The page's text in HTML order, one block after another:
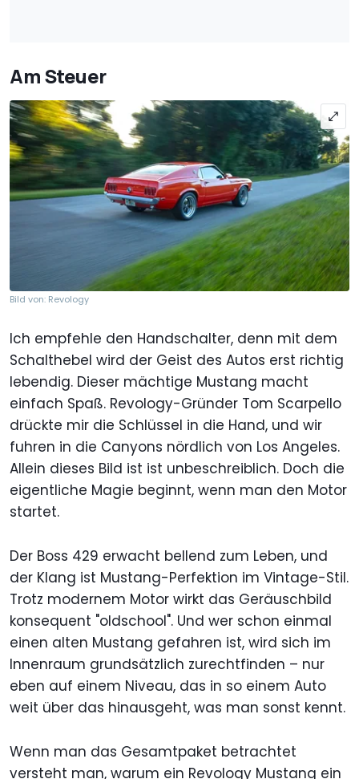
Am Steuer
Bild von: Revology
Ich empfehle den Handschalter, denn mit dem
Schalthebel wird der Geist des Autos erst richtig
lebendig. Dieser mächtige Mustang macht
einfach Spaß. Revology-Gründer Tom Scarpello
drückte mir die Schlüssel in die Hand, und wir
fuhren in die Canyons nördlich von Los Angeles.
Allein dieses Bild ist ist unbeschreiblich. Doch die
eigentliche Magie beginnt, wenn man den Motor
startet.
Der Boss 429 erwacht bellend zum Leben, und
der Klang ist Mustang-Perfektion im Vintage-Stil.
Trotz modernem Motor wirkt das Geräuschbild
konsequent "oldschool". Und wer schon einmal
einen alten Mustang gefahren ist, wird sich im
Innenraum grundsätzlich zurechtfinden – nur
eben auf einem Niveau, das in so einem Auto
weit über das hinausgeht, was man sonst kennt.
Wenn man das Gesamtpaket betrachtet
versteht man, warum ein Revology Mustang ein